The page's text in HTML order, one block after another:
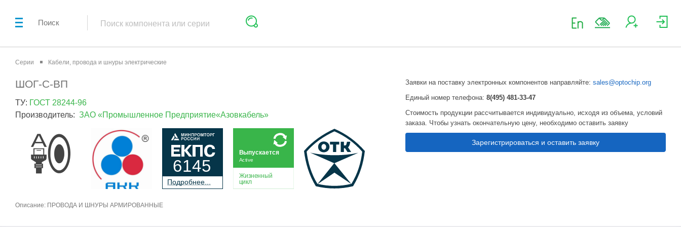
Поиск
Серии Кабели, провода и шнуры электрические
ШОГ-С-ВП
ТУ: ГОСТ 28244-96
Производитель: ЗАО «Промышленное Предприятие«Азовкабель»
Подробнее...
6145
Жизненный
цикл
Active
Выпускается
Описание: ПРОВОДА И ШНУРЫ АРМИРОВАННЫЕ
Заявки на поставку электронных компонентов направляйте:sales@optochip.org
Единый номер телефона:8(495) 481-33-47
Стоимость продукции рассчитывается индивидуально, исходя из объема, условий
заказа. Чтобы узнать окончательную цену, необходимо оставить заявку
Зарегистрироваться и оставить заявку